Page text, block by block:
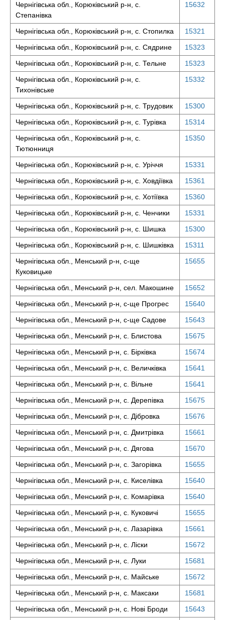
Чернігівська обл., Корюківський р-н, с.
Степанівка
15632
Чернігівська обл., Корюківський р-н, с. Стопилка
15321
Чернігівська обл., Корюківський р-н, с. Сядрине
15323
Чернігівська обл., Корюківський р-н, с. Тельне
15323
Чернігівська обл., Корюківський р-н, с.
Тихонівське
15332
Чернігівська обл., Корюківський р-н, с. Трудовик
15300
Чернігівська обл., Корюківський р-н, с. Турівка
15314
Чернігівська обл., Корюківський р-н, с.
Тютюнниця
15350
Чернігівська обл., Корюківський р-н, с. Уріччя
15331
Чернігівська обл., Корюківський р-н, с. Ховдіївка
15361
Чернігівська обл., Корюківський р-н, с. Хотіївка
15360
Чернігівська обл., Корюківський р-н, с. Ченчики
15331
Чернігівська обл., Корюківський р-н, с. Шишка
15300
Чернігівська обл., Корюківський р-н, с. Шишківка
15311
Чернігівська обл., Менський р-н, с-ще
Куковицьке
15655
Чернігівська обл., Менський р-н, сел. Макошине
15652
Чернігівська обл., Менський р-н, с-ще Прогрес
15640
Чернігівська обл., Менський р-н, с-ще Садове
15643
Чернігівська обл., Менський р-н, с. Блистова
15675
Чернігівська обл., Менський р-н, с. Бірківка
15674
Чернігівська обл., Менський р-н, с. Величківка
15641
Чернігівська обл., Менський р-н, с. Вільне
15641
Чернігівська обл., Менський р-н, с. Дерепівка
15675
Чернігівська обл., Менський р-н, с. Дібровка
15676
Чернігівська обл., Менський р-н, с. Дмитрівка
15661
Чернігівська обл., Менський р-н, с. Дягова
15670
Чернігівська обл., Менський р-н, с. Загорівка
15655
Чернігівська обл., Менський р-н, с. Киселівка
15640
Чернігівська обл., Менський р-н, с. Комарівка
15640
Чернігівська обл., Менський р-н, с. Куковичі
15655
Чернігівська обл., Менський р-н, с. Лазарівка
15661
Чернігівська обл., Менський р-н, с. Ліски
15672
Чернігівська обл., Менський р-н, с. Луки
15681
Чернігівська обл., Менський р-н, с. Майське
15672
Чернігівська обл., Менський р-н, с. Максаки
15681
Чернігівська обл., Менський р-н, с. Нові Броди
15643